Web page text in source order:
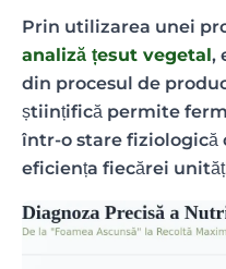
Prin utilizarea unei
analiză țesut vegetal,
din procesul de
științifică permite
într-o stare fiziologică
eficiența fiecărei